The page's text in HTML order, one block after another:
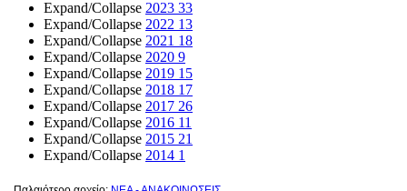
Expand/Collapse 2023 33
Expand/Collapse 2022 13
Expand/Collapse 2021 18
Expand/Collapse 2020 9
Expand/Collapse 2019 15
Expand/Collapse 2018 17
Expand/Collapse 2017 26
Expand/Collapse 2016 11
Expand/Collapse 2015 21
Expand/Collapse 2014 1